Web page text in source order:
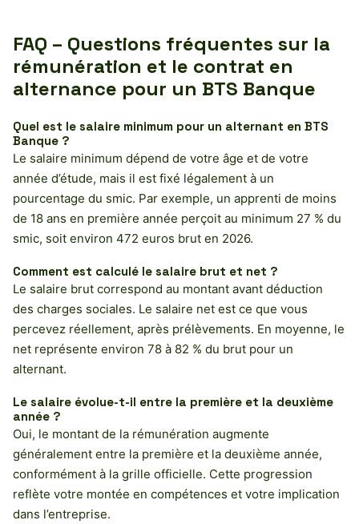
FAQ – Questions fréquentes sur la
rémunération et le contrat en
alternance pour un BTS Banque
Quel est le salaire minimum pour un alternant en BTS
Banque ?
Le salaire minimum dépend de votre âge et de votre
année d’étude, mais il est fixé légalement à un
pourcentage du smic. Par exemple, un apprenti de moins
de 18 ans en première année perçoit au minimum 27 % du
smic, soit environ 472 euros brut en 2026.
Comment est calculé le salaire brut et net ?
Le salaire brut correspond au montant avant déduction
des charges sociales. Le salaire net est ce que vous
percevez réellement, après prélèvements. En moyenne, le
net représente environ 78 à 82 % du brut pour un
alternant.
Le salaire évolue-t-il entre la première et la deuxième
année ?
Oui, le montant de la rémunération augmente
généralement entre la première et la deuxième année,
conformément à la grille officielle. Cette progression
reflète votre montée en compétences et votre implication
dans l’entreprise.